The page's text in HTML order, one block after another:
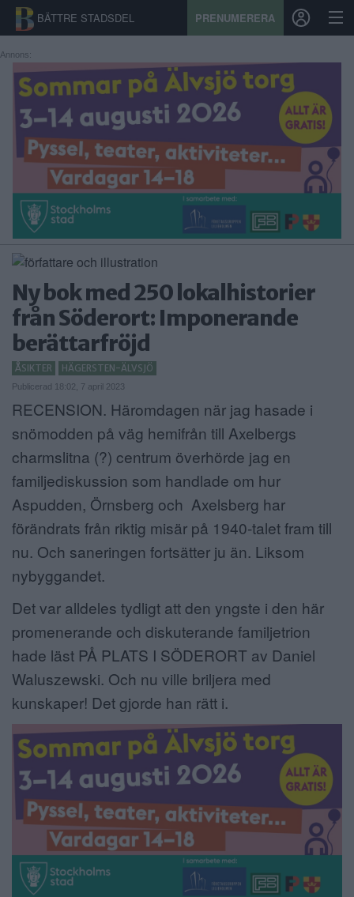
BÄTTRE STADSDEL PRENUMERERA
START
STADSDEL
PRENUMERATION
SPORT
ÅSIKTER
KALENDER
KONTAKT
SAMARBETEN
ANNONSERA
NÄRINGSLIV
Annons:
Ny bok med 250 lokalhistorier
från Söderort: Imponerande
berättarfröjd
ÅSIKTER HÄGERSTEN-ÄLVSJÖ
Publicerad 18:02, 7 april 2023
RECENSION. Häromdagen när jag hasade i
snömodden på väg hemifrån till Axelbergs
charmslitna (?) centrum överhörde jag en
familjediskussion som handlade om hur
Aspudden, Örnsberg och Axelsberg har
förändrats från riktig misär på 1940-talet fram till
nu. Och saneringen fortsätter ju än. Liksom
nybyggandet.
Det var alldeles tydligt att den yngste i den här
promenerande och diskuterande familjetrion
hade läst PÅ PLATS I SÖDERORT av Daniel
Waluszewski. Och nu ville briljera med
kunskaper! Det gjorde han rätt i.